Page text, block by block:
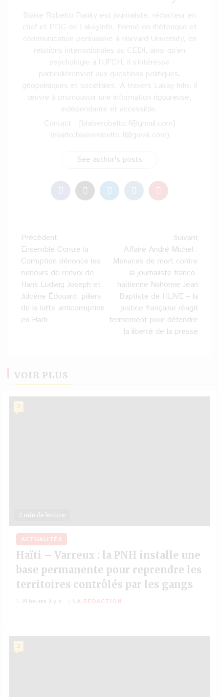
Blaise Robelto Flanky est journaliste, rédacteur en
chef et PDG de LakayInfo. Formé en rhétorique et
communication persuasive à Harvard University, en
relations internationales au CEDI, ainsi qu’en
psychologie à l’UFCH, il s’intéresse
particulièrement aux questions politiques,
géopolitiques et sociétales. À travers Lakay Info, il
œuvre à promouvoir une information rigoureuse,
indépendante et accessible.
Contact : [blaiserobelto.f@gmail.com]
(mailto:blaiserobelto.f@gmail.com)
See author's posts
Navigation
d’article
Précédent
Ensemble Contre la
Corruption dénonce les
rumeurs de renvoi de
Hans Ludwig Joseph et
Julcène Édouard, piliers
de la lutte anticorruption
en Haïti
Suivant
Affaire André Michel :
Menaces de mort contre
la journaliste franco-
haïtienne Nahomie Jean
Baptiste de HLIVE – la
justice française réagit
fermement pour défendre
la liberté de la presse
VOIR PLUS
2 min de lecture
2
ACTUALITÉS
Haïti – Varreux : la PNH installe une
base permanente pour reprendre les
territoires contrôlés par les gangs
19 heures il y a LA REDACTION
2